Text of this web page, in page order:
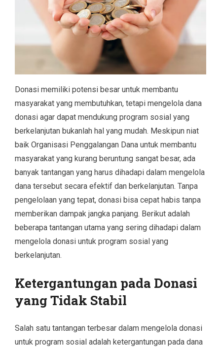
Donasi memiliki potensi besar untuk membantu
masyarakat yang membutuhkan, tetapi mengelola dana
donasi agar dapat mendukung program sosial yang
berkelanjutan bukanlah hal yang mudah. Meskipun niat
baik Organisasi Penggalangan Dana untuk membantu
masyarakat yang kurang beruntung sangat besar, ada
banyak tantangan yang harus dihadapi dalam mengelola
dana tersebut secara efektif dan berkelanjutan. Tanpa
pengelolaan yang tepat, donasi bisa cepat habis tanpa
memberikan dampak jangka panjang. Berikut adalah
beberapa tantangan utama yang sering dihadapi dalam
mengelola donasi untuk program sosial yang
berkelanjutan.
Ketergantungan pada Donasi
yang Tidak Stabil
Salah satu tantangan terbesar dalam mengelola donasi
untuk program sosial adalah ketergantungan pada dana